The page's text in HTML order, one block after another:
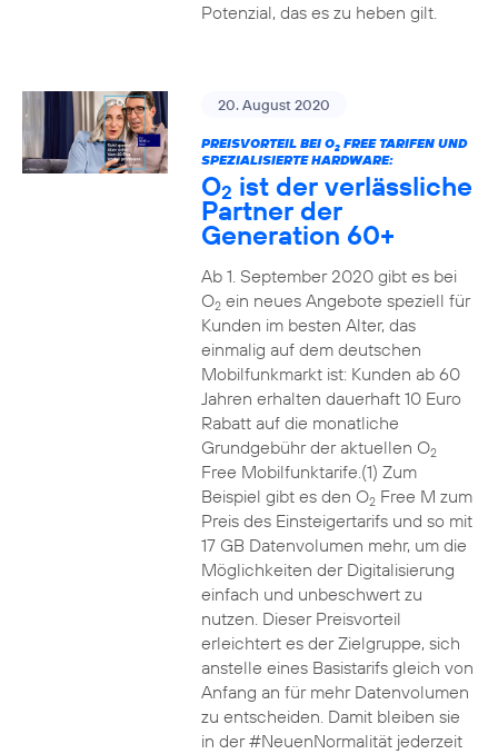
Potenzial, das es zu heben gilt.
20. August 2020
PREISVORTEIL BEI O2FREE TARIFEN UND
SPEZIALISIERTE HARDWARE:
O2 ist der verlässliche
Partner der
Generation 60+
Ab 1. September 2020 gibt es bei
O2ein neues Angebote speziell für
Kunden im besten Alter, das
einmalig auf dem deutschen
Mobilfunkmarkt ist: Kunden ab 60
Jahren erhalten dauerhaft 10 Euro
Rabatt auf die monatliche
Grundgebühr der aktuellen O2
Free Mobilfunktarife.(1) Zum
Beispiel gibt es den O2Free M zum
Preis des Einsteigertarifs und so mit
17 GB Datenvolumen mehr, um die
Möglichkeiten der Digitalisierung
einfach und unbeschwert zu
nutzen. Dieser Preisvorteil
erleichtert es der Zielgruppe, sich
anstelle eines Basistarifs gleich von
Anfang an für mehr Datenvolumen
zu entscheiden. Damit bleiben sie
in der #NeuenNormalität jederzeit